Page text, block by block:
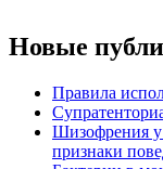
Новые
Правила
Шизофрения
признаки